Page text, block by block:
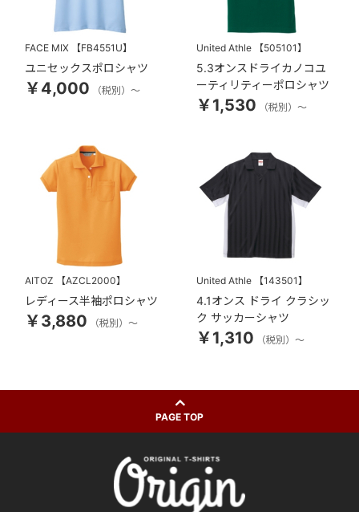
FACE MIX 【FB4551U】
ユニセックスポロシャツ
￥4,000 （税別）～
United Athle 【505101】
5.3オンスドライカノコユ
ーティリティーポロシャツ
￥1,530 （税別）～
AITOZ 【AZCL2000】
レディース半袖ポロシャツ
￥3,880 （税別）～
United Athle 【143501】
4.1オンス ドライ クラシッ
ク サッカーシャツ
￥1,310 （税別）～
PAGE TOP